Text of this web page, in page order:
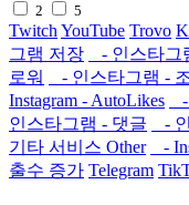
2 5
Twitch YouTube Trovo
그램 저장
- 인스타그
로워
- 인스타그램 -
Instagram - AutoLikes
-
인스타그램 - 댓글
-
기타 서비스 Other
-
출수 증가 Telegram